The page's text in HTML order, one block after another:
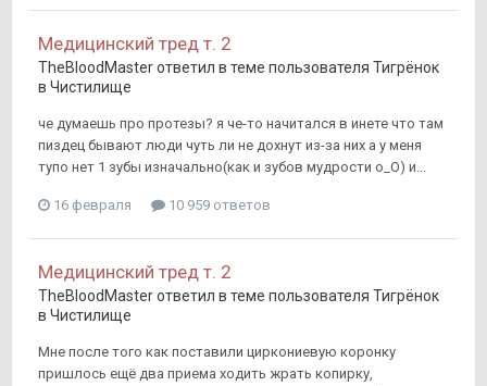
Медицинский тред т. 2
TheBloodMasterответил в теме пользователя Тигрёнок
в Чистилище
че думаешь про протезы? я че-то начитался в инете что там
пиздец бывают люди чуть ли не дохнут из-за них а у меня
тупо нет 1 зубы изначально(как и зубов мудрости о_О) и...
16 февраля 10 959 ответов
Медицинский тред т. 2
TheBloodMasterответил в теме пользователя Тигрёнок
в Чистилище
Мне после того как поставили циркониевую коронку
пришлось ещё два приема ходить жрать копирку,